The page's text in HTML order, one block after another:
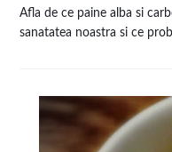
Afla de ce paine alba si
sanatatea noastra si ce